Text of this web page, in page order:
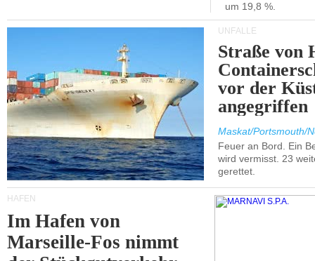
um 19,8 %.
UNFÄLLE
Straße von
vor der
angegriffen
Maskat/Portsmouth/
Feuer an Bord. Ein
wird vermisst. 23
gerettet.
HÄFEN
Im Hafen von
Marseille-Fos nimmt